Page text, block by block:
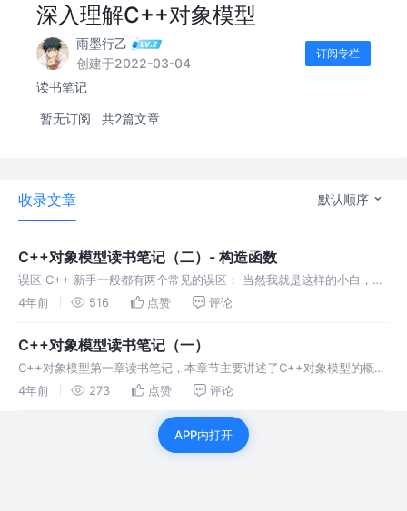
深入理解C++对象模型
雨墨行乙
创建于2022-03-04
订阅专栏
读书笔记
暂无订阅 共2篇文章
收录文章 默认顺序
C++对象模型读书笔记（二）- 构造函数
误区 C++ 新手一般都有两个常见的误区： 当然我就是这样的小白，在
看完这一小节之后，感触颇深，以文章的形式记录自己的笔记。
4年前 516 点赞 评论
C++对象模型读书笔记（一）
C++对象模型第一章读书笔记，本章节主要讲述了C++对象模型的概
念，以及简述一个C++ class object的内存分布是怎么样的，同时也对
4年前 273 点赞 评论
APP内打开